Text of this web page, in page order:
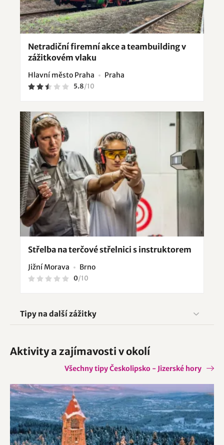
Netradiční firemní akce a teambuilding v
zážitkovém vlaku
Hlavní město Praha Praha
5.8/10
Střelba na terčové střelnici s instruktorem
Jižní Morava Brno
0/10
Tipy na další zážitky
Aktivity a zajímavosti v okolí
Všechny tipy Českolipsko - Jizerské hory